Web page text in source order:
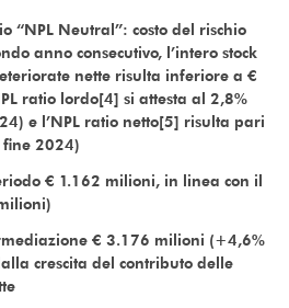
“NPL Neutral”: costo del rischio
anno consecutivo, l’intero stock
nette risulta inferiore a €
ratio lordo[4] si attesta al 2,8%
e l’NPL ratio netto[5] risulta pari
2024)
€ 1.162 milioni, in linea con il
€ 3.176 milioni (+4,6%
crescita del contributo delle